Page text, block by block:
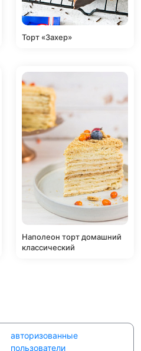
Торт «Захер»
Наполеон торт домашний
классический
авторизованные
пользователи